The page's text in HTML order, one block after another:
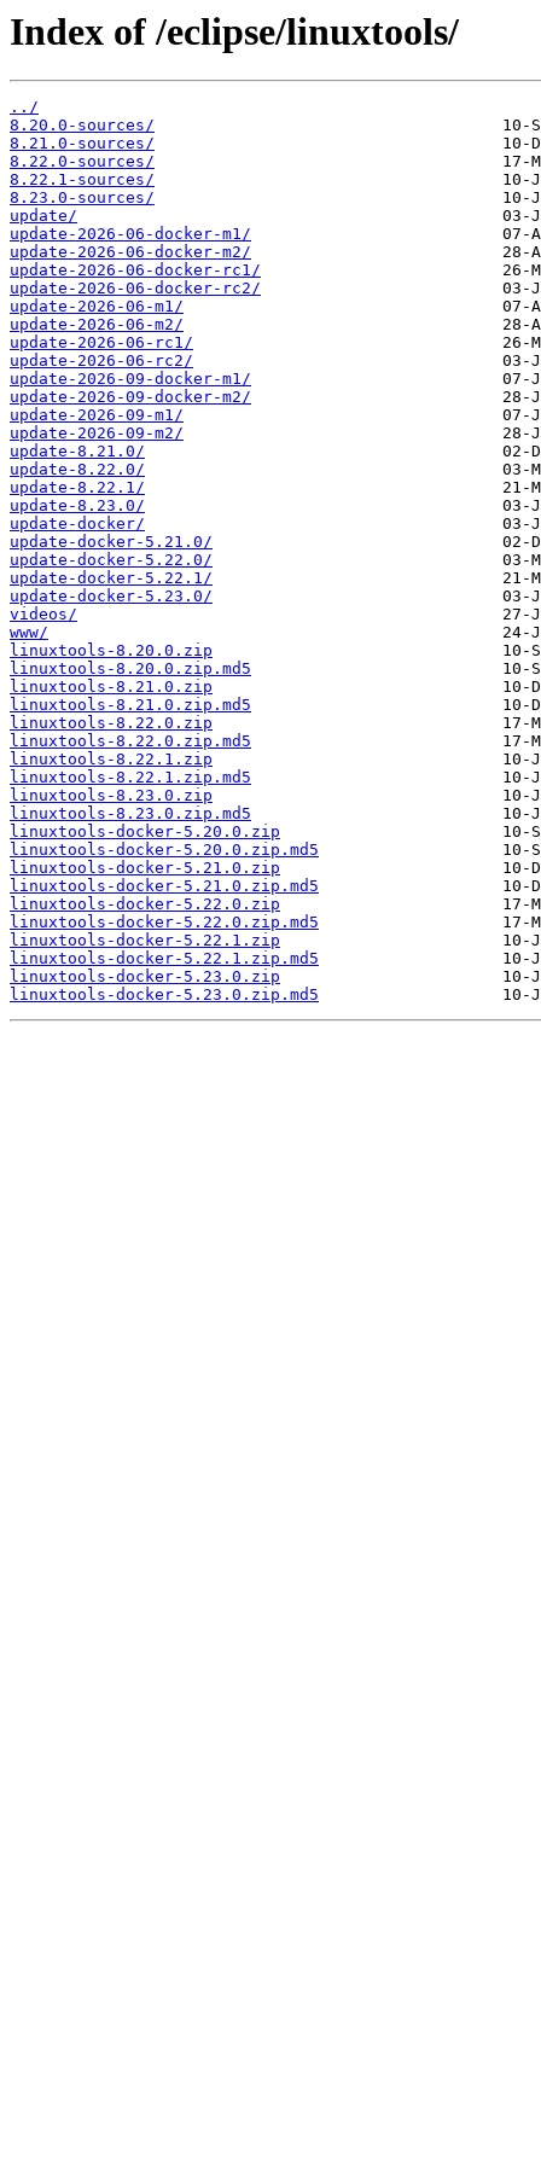
Index of /eclipse/linuxtools/
../
8.20.0-sources/
8.21.0-sources/
8.22.0-sources/
8.22.1-sources/
8.23.0-sources/
update/
update-2026-06-docker-m1/
update-2026-06-docker-m2/
update-2026-06-docker-rc1/
update-2026-06-docker-rc2/
update-2026-06-m1/
update-2026-06-m2/
update-2026-06-rc1/
update-2026-06-rc2/
update-2026-09-docker-m1/
update-2026-09-docker-m2/
update-2026-09-m1/
update-2026-09-m2/
update-8.21.0/
update-8.22.0/
update-8.22.1/
update-8.23.0/
update-docker/
update-docker-5.21.0/
update-docker-5.22.0/
update-docker-5.22.1/
update-docker-5.23.0/
videos/
www/
linuxtools-8.20.0.zip
linuxtools-8.20.0.zip.md5
linuxtools-8.21.0.zip
linuxtools-8.21.0.zip.md5
linuxtools-8.22.0.zip
linuxtools-8.22.0.zip.md5
linuxtools-8.22.1.zip
linuxtools-8.22.1.zip.md5
linuxtools-8.23.0.zip
linuxtools-8.23.0.zip.md5
linuxtools-docker-5.20.0.zip
linuxtools-docker-5.20.0.zip.md5
linuxtools-docker-5.21.0.zip
linuxtools-docker-5.21.0.zip.md5
linuxtools-docker-5.22.0.zip
linuxtools-docker-5.22.0.zip.md5
linuxtools-docker-5.22.1.zip
linuxtools-docker-5.22.1.zip.md5
linuxtools-docker-5.23.0.zip
linuxtools-docker-5.23.0.zip.md5